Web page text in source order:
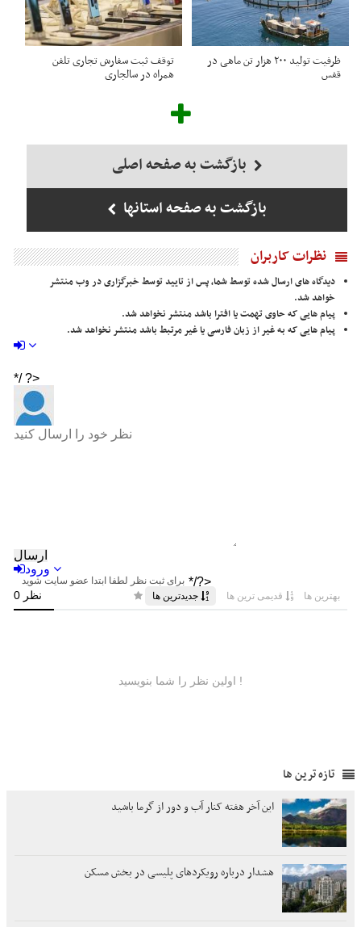
ظرفیت تولید ۲۰۰ هزار تن ماهی در
قفس
توقف ثبت سفارش تجاری تلفن
همراه در سالجاری
بازگشت به صفحه اصلی
بازگشت به صفحه استانها
نظرات کاربران
دیدگاه های ارسال شده توسط شما، پس از تایید توسط خبرگزاری در وب منتشر
خواهد شد.
پیام هایی که حاوی تهمت یا افترا باشد منتشر نخواهد شد.
پیام هایی که به غیر از زبان فارسی یا غیر مرتبط باشد منتشر نخواهد شد.
تازه ترین ها
این آخر هفته کنار آب و دور از گرما باشید
هشدار درباره رویکردهای پلیسی در بخش مسکن